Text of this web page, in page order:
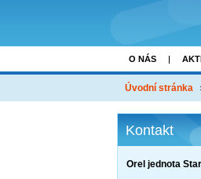
O NÁS
Úvodní stránka
Kontakt
Orel jednota